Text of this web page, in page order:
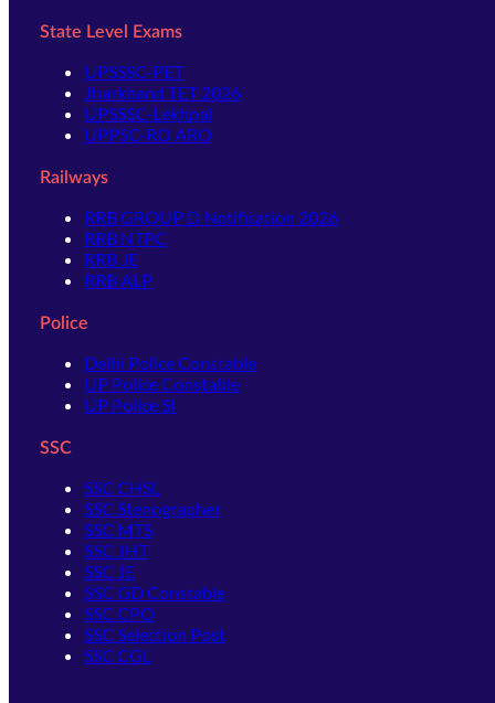
State Level Exams
UPSSSC-PET
Jharkhand TET 2026
UPSSSC-Lekhpal
UPPSC-RO ARO
Railways
RRB GROUP D Notification 2026
RRB NTPC
RRB JE
RRB ALP
Police
Delhi Police Constable
UP Police Constable
UP Police SI
SSC
SSC CHSL
SSC Stenographer
SSC MTS
SSC JHT
SSC JE
SSC GD Constable
SSC CPO
SSC Selection Post
SSC CGL